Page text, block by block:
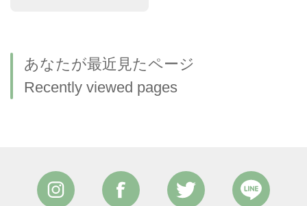
あなたが最近見たページ
Recently viewed pages